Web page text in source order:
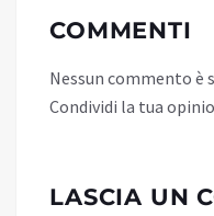
COMMENTI
Nessun commento è
Condividi la tua
LASCIA UN